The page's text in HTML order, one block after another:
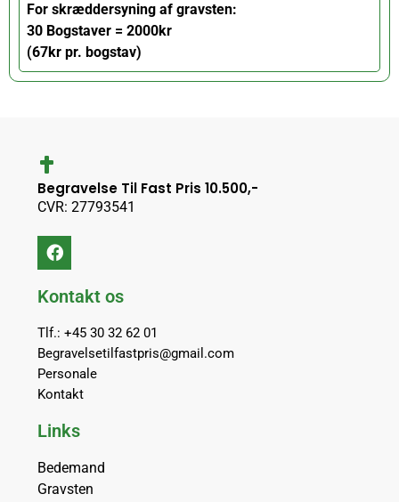
For skræddersyning af gravsten:
30 Bogstaver = 2000kr
(67kr pr. bogstav)
Begravelse Til Fast Pris 10.500,-
CVR: 27793541
Kontakt os
Tlf.: +45 30 32 62 01
Begravelsetilfastpris@gmail.com
Personale
Kontakt
Links
Bedemand
Gravsten